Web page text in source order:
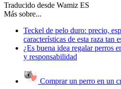
Traducido desde Wamiz ES
Más sobre...
Teckel de pelo duro: precio,
características de esta raza tan
¿Es buena idea regalar perros
y responsabilidad
Comprar un perro en un